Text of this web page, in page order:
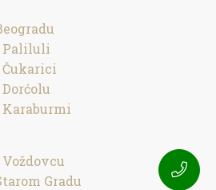
Paliluli
Čukarici
Karaburmi
Gradu